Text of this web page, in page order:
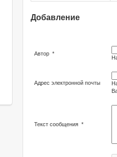
Добавление
Автор *
Адрес электронной почты
Текст сообщения *